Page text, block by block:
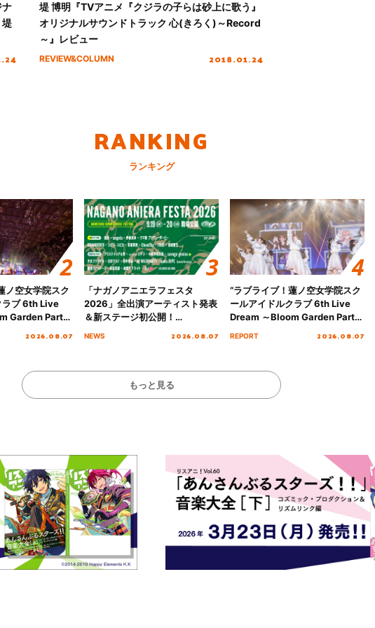
ナ
堤 博明『TVアニメ『クジラの子らは砂上に歌う』
オリジナルサウンドトラック 心(きろく)～Record
～』レビュー
REVIEW&COLUMN 2018.01.24
RANKING
ランキング
ノ空女学院スク
ラブ 6th Live
Garden Party
2026.08.07
「ナガノアニエラフェスタ
2026」全出演アーティスト発表
＆新ステージ初公開！
NEWS 2026.08.07
“ラブライブ！蓮ノ空女学院スク
ールアイドルクラブ 6th Live
Dream ～Bloom Garden Party
REPORT 2026.08.07
もっと見る